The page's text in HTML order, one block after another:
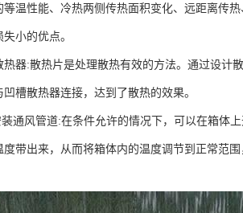
温性能、冷热两侧传热面积变化、远距离传
小的优点。
器:散热片是处理散热有效的方法。通过设计
槽散热器连接，达到了散热的效果。
通风管道:在条件允许的情况下，可以在箱体
带出来，从而将箱体内的温度调节到正常范